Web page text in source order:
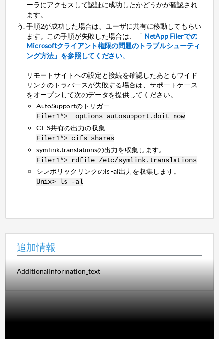
ーラにアクセスして認証に成功したかどうかが確認され
ます。
手順2が成功した場合は、ユーザに共有に移動してもらい
ます。この手順が失敗した場合は、「 NetApp Filerでの
Microsoftクライアント権限の問題のトラブルシューティ
ング方法」を参照してください。
リモートサイトへの設定と接続を確認したあともワイド
リンクのトラバースが失敗する場合は、サポートケース
をオープンして次のデータを提供してください。
AutoSupportのトリガー
Filer1*> options autosupport.doit now
CIFS共有の出力の収集
Filer1*> cifs shares
symlink.translationsの出力を収集します。
Filer1*> rdfile /etc/symlink.translations
シンボリックリンクのls -al出力を収集します。
Unix> ls -al
追加情報
AdditionalInformation_text